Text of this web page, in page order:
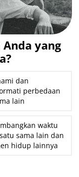
yang
dan
perbedaan
lain
waktu
sama lain dan
hidup lainnya